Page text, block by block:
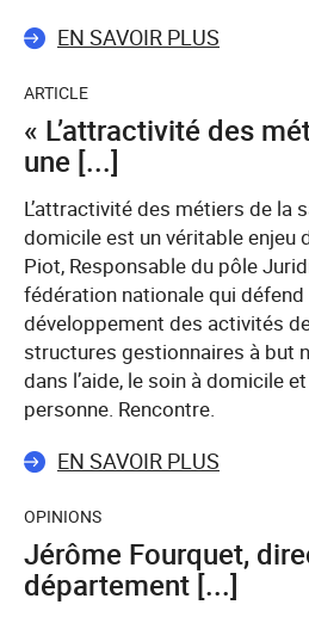
EN SAVOIR PLUS
ARTICLE
« L’attractivité des
une [...]
L’attractivité des métiers de la
domicile est un véritable enjeu
Piot, Responsable du pôle
fédération nationale qui
développement des activités
structures gestionnaires à but
dans l’aide, le soin à domicile
personne. Rencontre.
EN SAVOIR PLUS
OPINIONS
Jérôme Fourquet,
département [...]